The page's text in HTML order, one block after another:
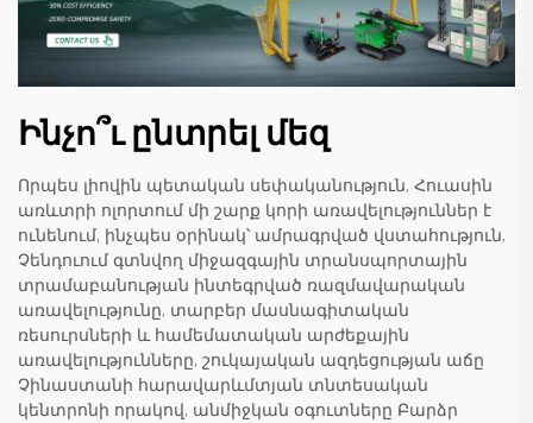
Ինչո՞ւ ընտրել մեզ
Որպես լիովին պետական սեփականություն, Հուասին
առևտրի ոլորտում մի շարք կորի առավելություններ է
ունենում, ինչպես օրինակ՝ ամրագրված վստահություն,
Չենդուում գտնվող միջազգային տրանսպորտային
տրամաբանության ինտեգրված ռազմավարական
առավելությունը, տարբեր մասնագիտական
ռեսուրսների և համեմատական արժեքային
առավելությունները, շուկայական ազդեցության աճը
Չինաստանի հարավարևմտյան տնտեսական
կենտրոնի որակով, անմիջկան օգուտները Բարձր